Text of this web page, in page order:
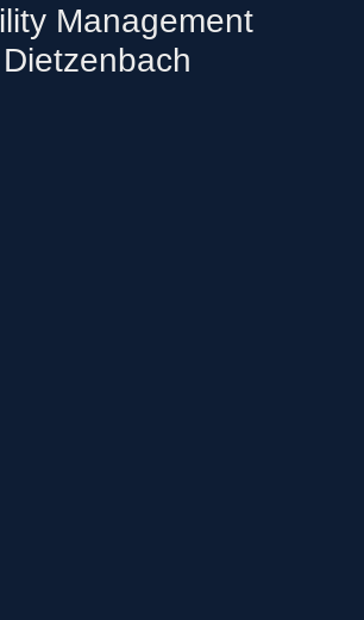
Management
Dietzenbach